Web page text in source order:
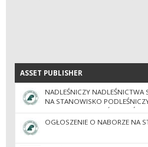
ASSET PUBLISHER
ASSET PUBLISHER
NADLEŚNICZY
NA STANOWISKO
ZAJMUJĄCA SIĘ SZKÓŁKĄ LEŚNĄ)
OGŁOSZENIE O NABORZE NA